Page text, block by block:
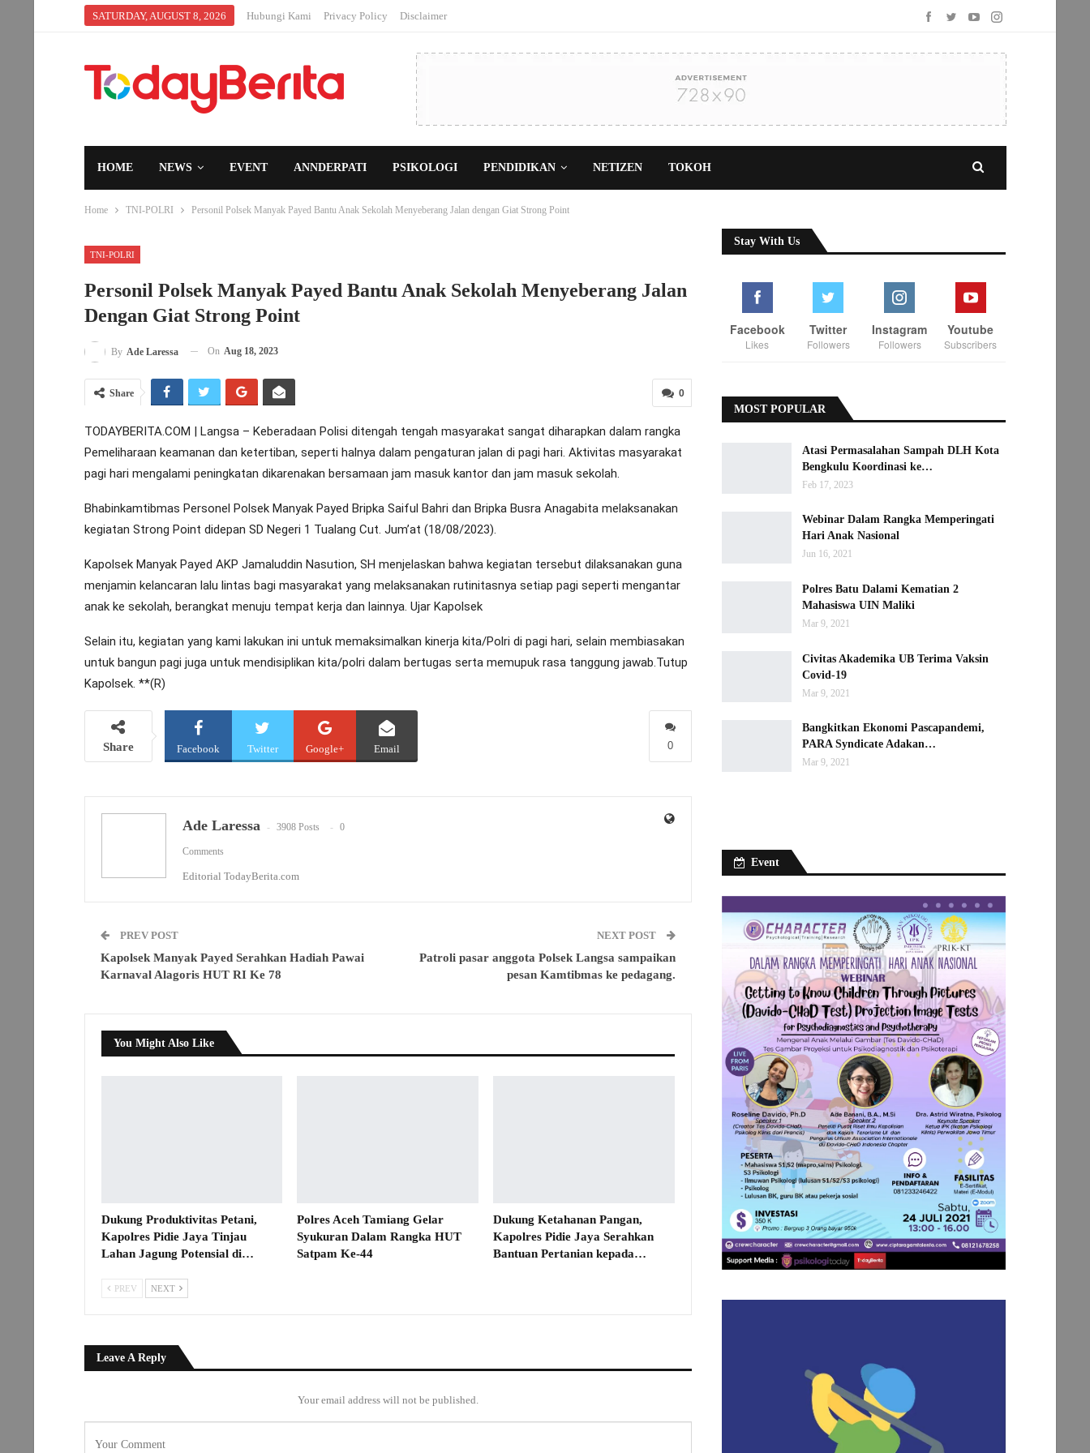
SATURDAY, AUGUST 8, 2026 Hubungi Kami Privacy Policy Disclaimer
HOME NEWS EVENT ANNDERPATI PSIKOLOGI PENDIDIKAN NETIZEN TOKOH
Home TNI-POLRI Personil Polsek Manyak Payed Bantu Anak Sekolah Menyeberang Jalan dengan Giat Strong Point
TNI-POLRI
Personil Polsek Manyak Payed Bantu Anak Sekolah Menyeberang Jalan
Dengan Giat Strong Point
By Ade Laressa On Aug 18, 2023
0
Share
TODAYBERITA.COM | Langsa – Keberadaan Polisi ditengah tengah masyarakat sangat diharapkan dalam rangka
Pemeliharaan keamanan dan ketertiban, seperti halnya dalam pengaturan jalan di pagi hari. Aktivitas masyarakat
pagi hari mengalami peningkatan dikarenakan bersamaan jam masuk kantor dan jam masuk sekolah.
Bhabinkamtibmas Personel Polsek Manyak Payed Bripka Saiful Bahri dan Bripka Busra Anagabita melaksanakan
kegiatan Strong Point didepan SD Negeri 1 Tualang Cut. Jum’at (18/08/2023).
Kapolsek Manyak Payed AKP Jamaluddin Nasution, SH menjelaskan bahwa kegiatan tersebut dilaksanakan guna
menjamin kelancaran lalu lintas bagi masyarakat yang melaksanakan rutinitasnya setiap pagi seperti mengantar
anak ke sekolah, berangkat menuju tempat kerja dan lainnya. Ujar Kapolsek
Selain itu, kegiatan yang kami lakukan ini untuk memaksimalkan kinerja kita/Polri di pagi hari, selain membiasakan
untuk bangun pagi juga untuk mendisiplikan kita/polri dalam bertugas serta memupuk rasa tanggung jawab.Tutup
Kapolsek. **(R)
0
Share Facebook Twitter Google+ Email
Ade Laressa 3908 Posts 0
Comments
Editorial TodayBerita.com
PREV POST
Kapolsek Manyak Payed Serahkan Hadiah Pawai
Karnaval Alagoris HUT RI Ke 78
NEXT POST
Patroli pasar anggota Polsek Langsa sampaikan
pesan Kamtibmas ke pedagang.
You Might Also Like
Dukung Produktivitas Petani,
Kapolres Pidie Jaya Tinjau
Lahan Jagung Potensial di…
Polres Aceh Tamiang Gelar
Syukuran Dalam Rangka HUT
Satpam Ke-44
Dukung Ketahanan Pangan,
Kapolres Pidie Jaya Serahkan
Bantuan Pertanian kepada…
PREV NEXT
Leave A Reply
Your email address will not be published.
Stay With Us
Facebook
Likes
Twitter
Followers
Instagram
Followers
Youtube
Subscribers
MOST POPULAR
Atasi Permasalahan Sampah DLH Kota
Bengkulu Koordinasi ke…
Feb 17, 2023
Webinar Dalam Rangka Memperingati
Hari Anak Nasional
Jun 16, 2021
Polres Batu Dalami Kematian 2
Mahasiswa UIN Maliki
Mar 9, 2021
Civitas Akademika UB Terima Vaksin
Covid-19
Mar 9, 2021
Bangkitkan Ekonomi Pascapandemi,
PARA Syndicate Adakan…
Mar 9, 2021
Event